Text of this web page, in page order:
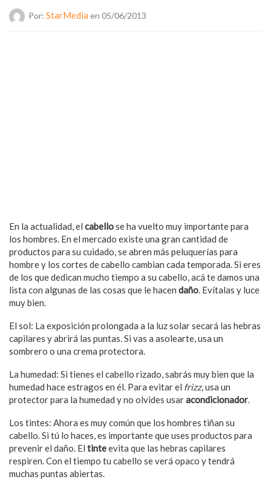
Por: StarMedia en 05/06/2013
En la actualidad, el cabellose ha vuelto muy importante para
los hombres. En el mercado existe una gran cantidad de
productos para su cuidado, se abren más peluquerías para
hombre y los cortes de cabello cambian cada temporada. Si eres
de los que dedican mucho tiempo a su cabello, acá te damos una
lista con algunas de las cosas que le hacen daño. Evítalas y luce
muy bien.
El sol: La exposición prolongada a la luz solar secará las hebras
capilares y abrirá las puntas. Si vas a asolearte, usa un
sombrero o una crema protectora.
La humedad: Si tienes el cabello rizado, sabrás muy bien que la
humedad hace estragos en él. Para evitar el frizz, usa un
protector para la humedad y no olvides usaracondicionador.
Los tintes: Ahora es muy común que los hombres tiñan su
cabello. Si tú lo haces, es importante que uses productos para
prevenir el daño. El tinteevita que las hebras capilares
respiren. Con el tiempo tu cabello se verá opaco y tendrá
muchas puntas abiertas.